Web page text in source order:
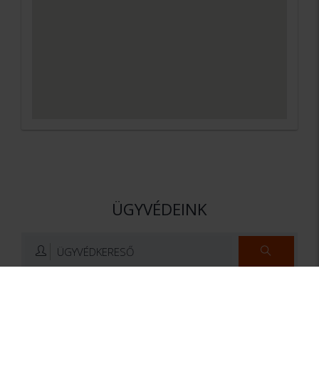
ÜGYVÉDEINK
ÜGYVÉDKERESŐ